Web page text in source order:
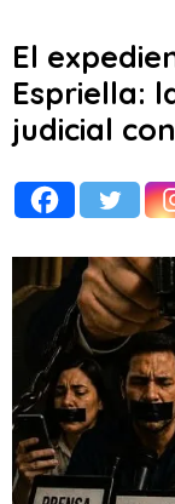
El
Espriella:
judicial